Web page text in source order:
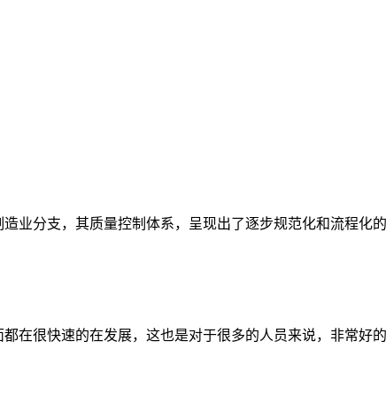
造业分支，其质量控制体系，呈现出了逐步规范化和流程
在很快速的在发展，这也是对于很多的人员来说，非常好